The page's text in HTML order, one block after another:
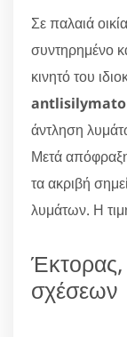
Σε παλαιά
συντηρημένο
κινητό του
άντληση
Μετά
τα ακριβή
λυμάτων. Η
σχέσεων